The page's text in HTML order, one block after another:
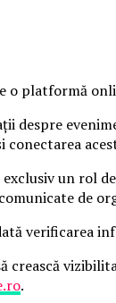
o platformă
despre
un rol
de
verificarea
crească
.